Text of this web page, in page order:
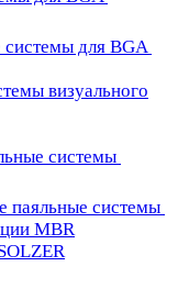
для BGA
визуального
системы
паяльные системы
MBR